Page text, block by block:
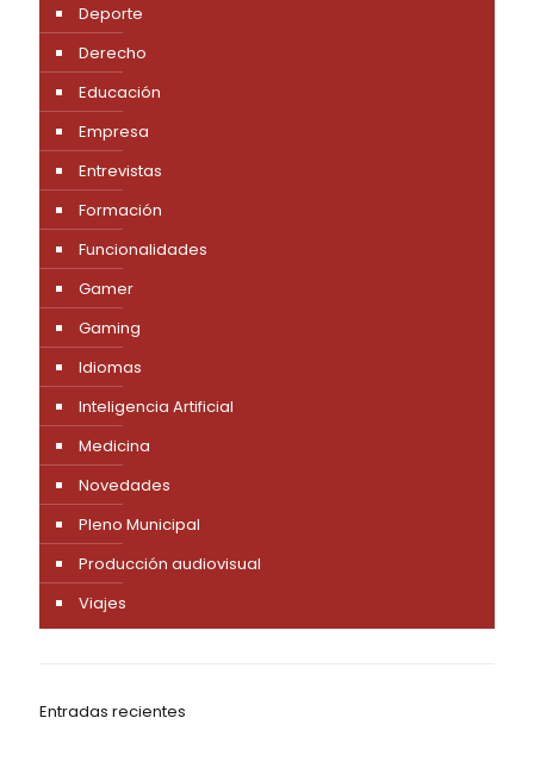
Deporte
Derecho
Educación
Empresa
Entrevistas
Formación
Funcionalidades
Gamer
Gaming
Idiomas
Inteligencia Artificial
Medicina
Novedades
Pleno Municipal
Producción audiovisual
Viajes
Entradas recientes